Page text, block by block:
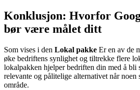
Konklusjon: Hvorfor
bør være målet ditt
Som vises i den Lokal pakke Er en av de
øke bedriftens synlighet og tiltrekke flere
lokalpakken hjelper bedriften din med å bli
relevante og pålitelige alternativet når noen
område.